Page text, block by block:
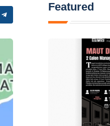
Featured